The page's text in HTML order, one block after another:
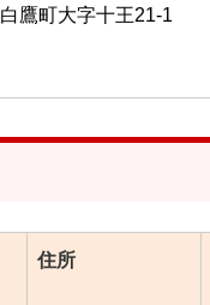
白鷹町大字十王21-1
住所